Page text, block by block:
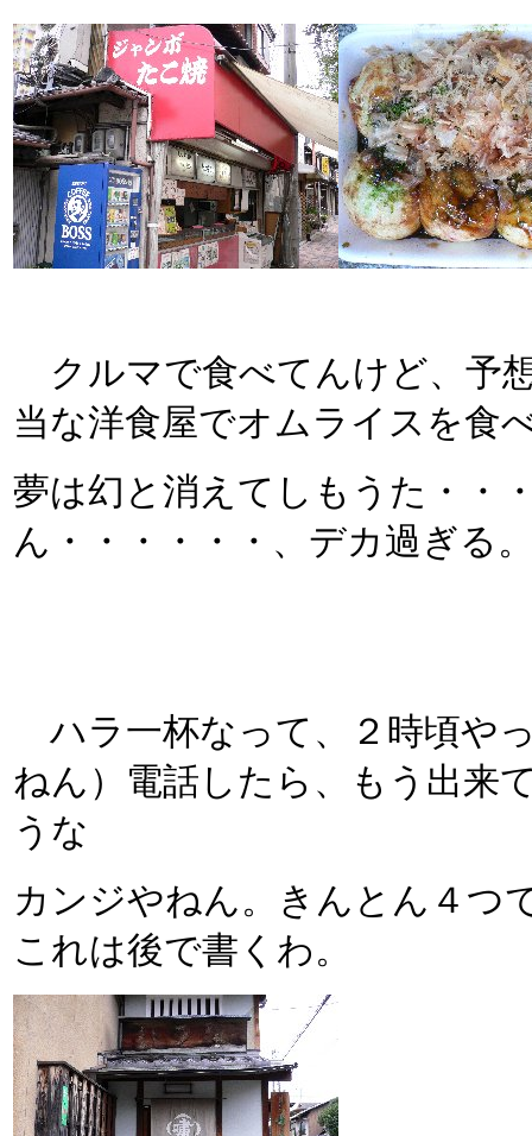
クルマで食べてんけど、予
当な洋食屋でオムライスを食
夢は幻と消えてしもうた・・
ん・・・・・・、デカ過ぎる
ハラ一杯なって、２時頃や
ねん）電話したら、もう出来
うな
カンジやねん。きんとん４つ
これは後で書くわ。